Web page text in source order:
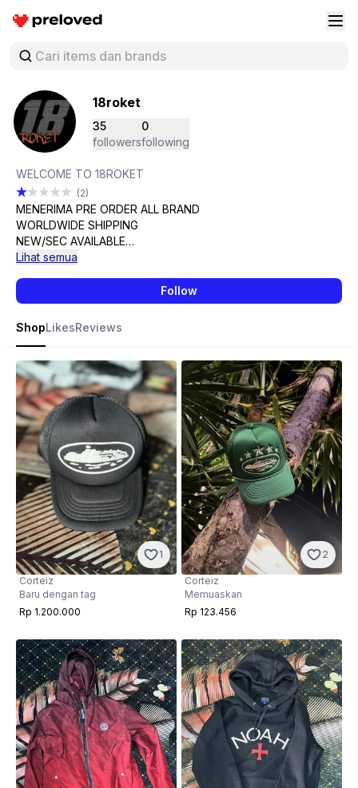
Preloved Indonesia
18roket
35
followers
0
following
WELCOME TO 18ROKET
(2)
MENERIMA PRE ORDER ALL BRAND
WORLDWIDE SHIPPING
NEW/SEC AVAILABLE
MORE INFO DM📩
Lihat semua
Follow
ShopLikesReviews
1
Corteiz
Baru dengan tag
Rp 1.200.000
2
Corteiz
Memuaskan
Rp 123.456